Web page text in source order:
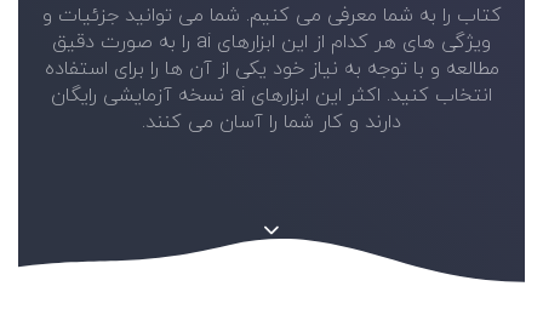
کتاب را به شما معرفی می کنیم. شما می توانید جزئیات و
ویژگی های هر کدام از این ابزارهای ai را به صورت دقیق
مطالعه و با توجه به نیاز خود یکی از آن ها را برای استفاده
انتخاب کنید. اکثر این ابزارهای ai نسخه آزمایشی رایگان
دارند و کار شما را آسان می کنند.